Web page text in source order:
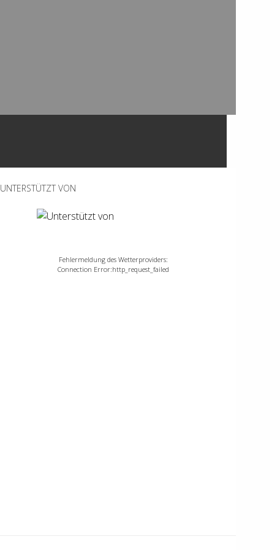
UNTERSTÜTZT VON
Fehlermeldung des Wetterproviders:
Connection Error:http_request_failed